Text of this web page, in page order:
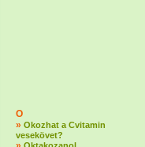
O
» Okozhat a Cvitamin
vesekövet?